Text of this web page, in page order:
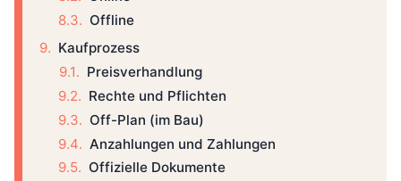
Offline
Kaufprozess
Preisverhandlung
Rechte und Pflichten
Off-Plan (im Bau)
Anzahlungen und Zahlungen
Offizielle Dokumente